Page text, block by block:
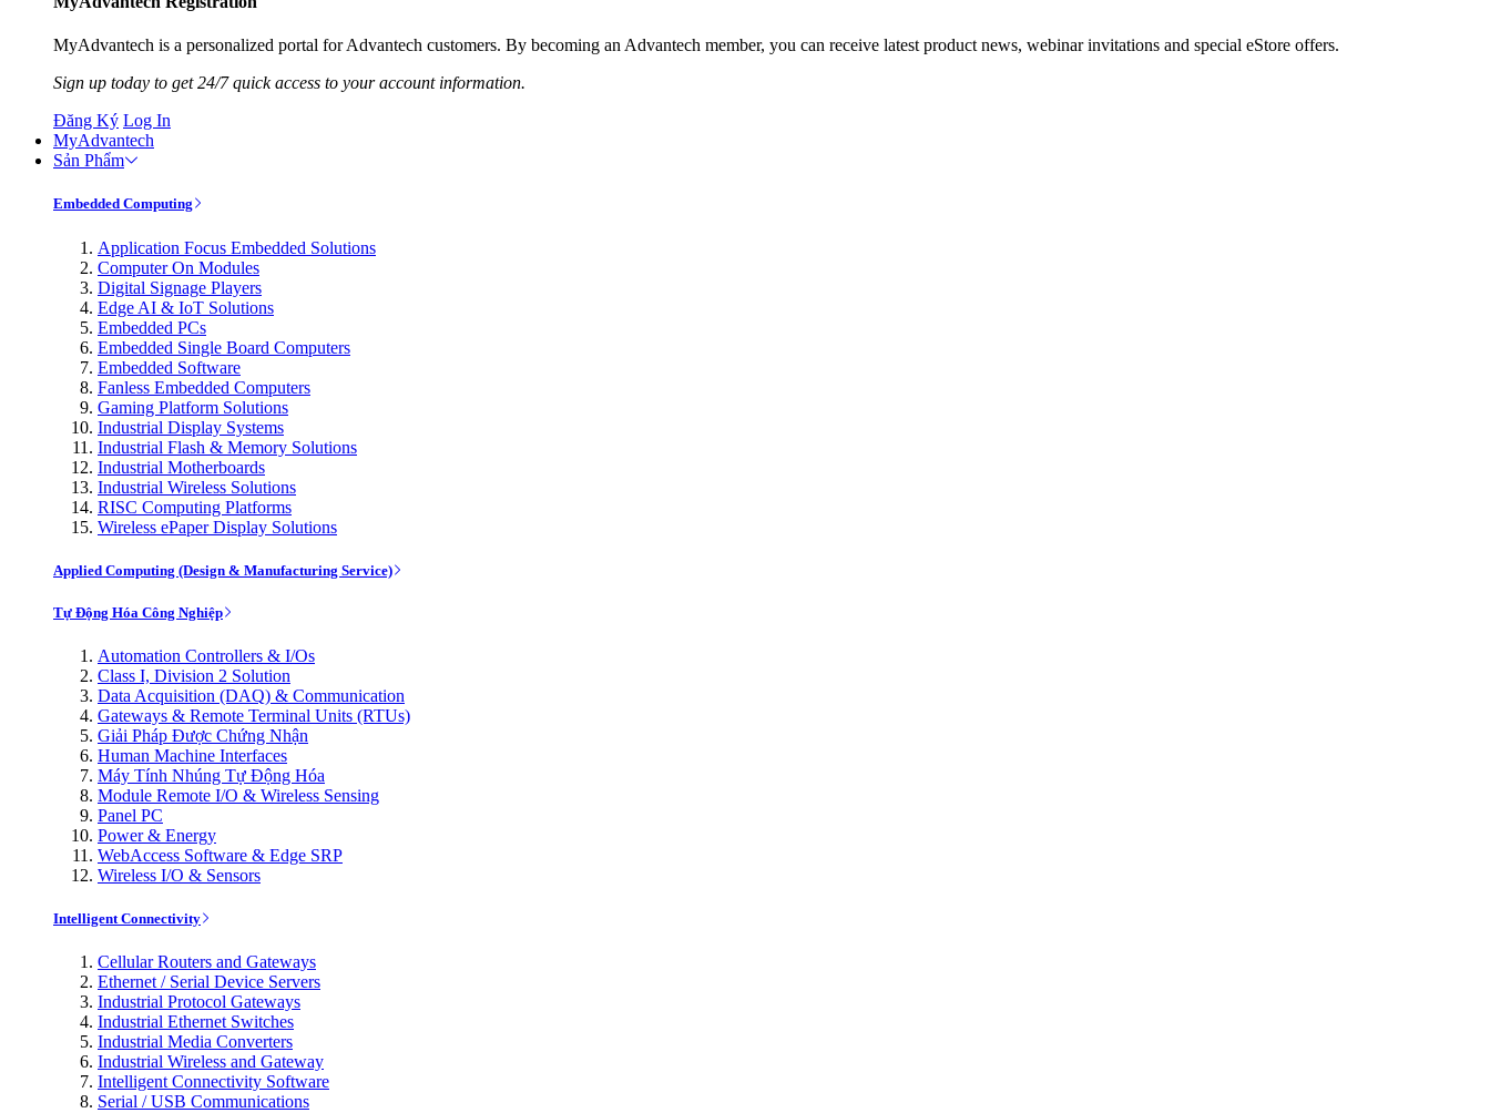
MyAdvantech is a personalized portal for Advantech customers. By becoming an Advantech member, you can receive latest product news, webinar invitations and special eStore offers.
Sign up today to get 24/7 quick access to your account information.
Đăng Ký Log In
MyAdvantech
Sản Phẩm
Embedded Computing
Application Focus Embedded Solutions
Computer On Modules
Digital Signage Players
Edge AI & IoT Solutions
Embedded PCs
Embedded Single Board Computers
Embedded Software
Fanless Embedded Computers
Gaming Platform Solutions
Industrial Display Systems
Industrial Flash & Memory Solutions
Industrial Motherboards
Industrial Wireless Solutions
RISC Computing Platforms
Wireless ePaper Display Solutions
Applied Computing (Design & Manufacturing Service)
Tự Động Hóa Công Nghiệp
Automation Controllers & I/Os
Class I, Division 2 Solution
Data Acquisition (DAQ) & Communication
Gateways & Remote Terminal Units (RTUs)
Giải Pháp Được Chứng Nhận
Human Machine Interfaces
Máy Tính Nhúng Tự Động Hóa
Module Remote I/O & Wireless Sensing
Panel PC
Power & Energy
WebAccess Software & Edge SRP
Wireless I/O & Sensors
Intelligent Connectivity
Cellular Routers and Gateways
Ethernet / Serial Device Servers
Industrial Protocol Gateways
Industrial Ethernet Switches
Industrial Media Converters
Industrial Wireless and Gateway
Intelligent Connectivity Software
Serial / USB Communications